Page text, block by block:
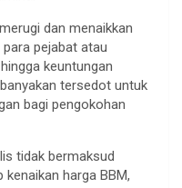
dan menaikkan
pejabat atau
keuntungan
tersedot untuk
bagi pengokohan
tidak bermaksud
harga BBM,